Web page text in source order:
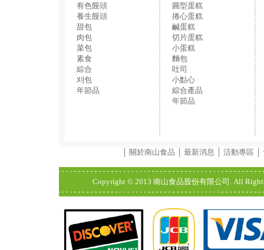
有色饅頭
養生饅頭
甜包
肉包
菜包
素食
綜合
刈包
年節品
圓型蛋糕
捲心蛋糕
鹹蛋糕
切片蛋糕
小蛋糕
麵包
吐司
小點心
綜合產品
年節品
關於南山食品 最新消息 活動專區
Copyright © 2013 南山食品股份有限公司. All